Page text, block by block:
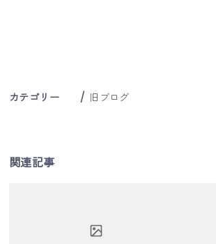
カテゴリー 旧ブログ
関連記事